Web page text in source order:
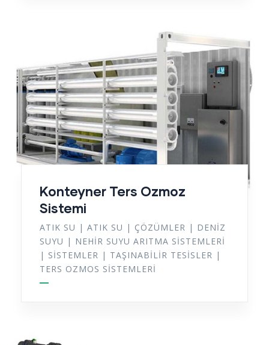
Konteyner Ters Ozmoz
Sistemi
ATIK SU | ATIK SU | ÇÖZÜMLER | DENIZ
SUYU | NEHIR SUYU ARITMA SISTEMLERI
| SISTEMLER | TAŞINABILIR TESISLER |
TERS OZMOS SISTEMLERI